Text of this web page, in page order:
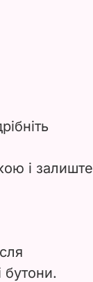
і залиште
бутони.